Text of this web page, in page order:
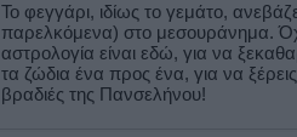
Το φεγγάρι, ιδίως το γεμάτο,
παρελκόμενα) στο μεσουράνημα.
αστρολογία είναι εδώ, για να
τα ζώδια ένα προς ένα, για να ξέρεις
βραδιές της Πανσελήνου!